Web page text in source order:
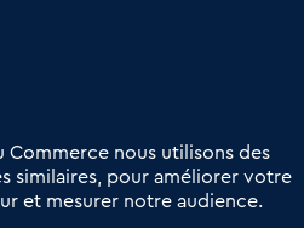
Commerce nous utilisons des
similaires, pour améliorer votre
et mesurer notre audience.